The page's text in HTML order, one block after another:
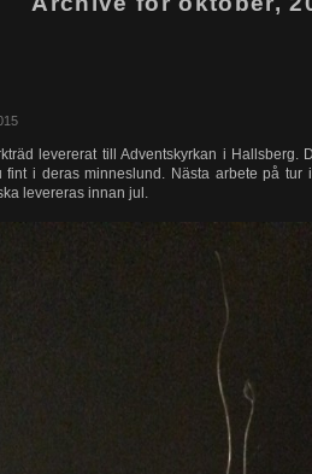
levererat till Adventskyrkan i Hallsberg.
i deras minneslund. Nästa arbete på tur
levereras innan jul.